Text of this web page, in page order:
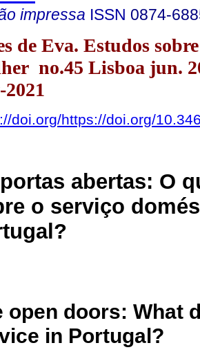
impressa ISSN 0874-
de Eva. Estudos
no.45 Lisboa jun.
doi.org/https://doi.org/
abertas: O
o serviço
open doors: What
in Portugal?